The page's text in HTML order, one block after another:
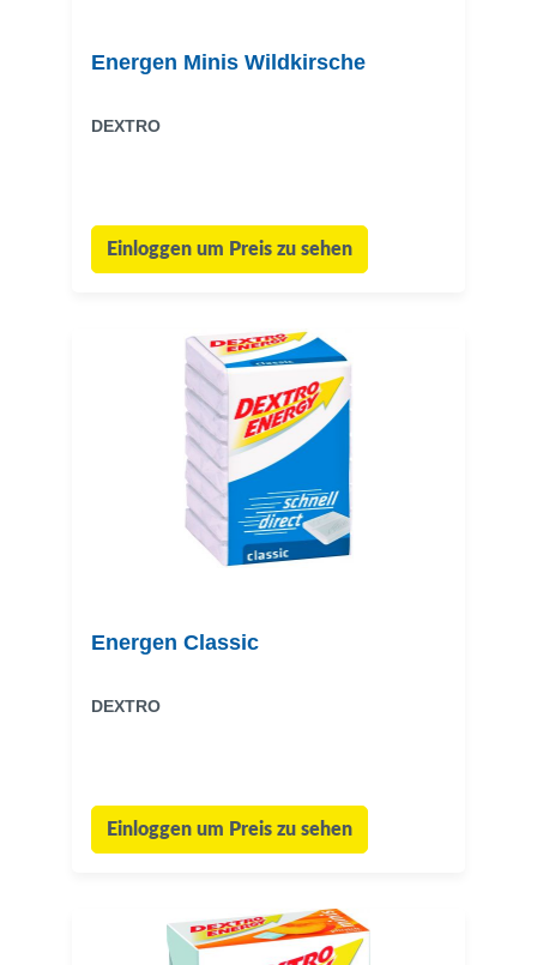
Energen Minis Wildkirsche
DEXTRO
Einloggen um Preis zu sehen
Energen Classic
DEXTRO
Einloggen um Preis zu sehen